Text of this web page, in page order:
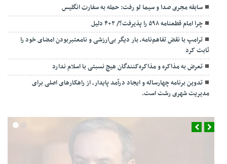
سابقه مجری صدا و سیما لو رفت: حمله به سفارت انگلیس
چرا امام قطعنامه ۵۹۸ را پذیرفت؟/ ۲+۴ دلیل
ترامپ با نقض تفاهم‌نامه، بار دیگر بی‌ارزشی و نامعتبربودن امضای خود را
ثابت کرد
تعرض به مذاکره و مذاکره‌کنندگان هیچ نسبتی با اسلام ندارد
تدوین برنامه چهارساله و ایجاد درآمد پایدار، از راهکارهای اصلی برای
مدیریت شهری رشت است.